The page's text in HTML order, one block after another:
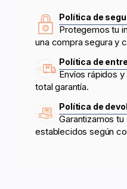
Política de
Protegemos tu
una compra segura y
Política de
Envíos rápidos
total garantía.
Política de
Garantizamos
establecidos según